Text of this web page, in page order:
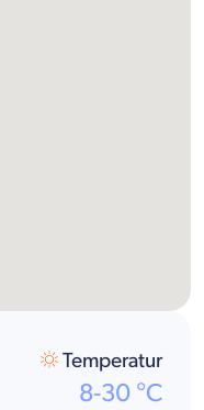
Temperatur
8-30 °C